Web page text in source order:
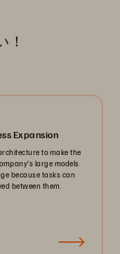
！
Expansion
to make the
large models
because tasks can
between them.